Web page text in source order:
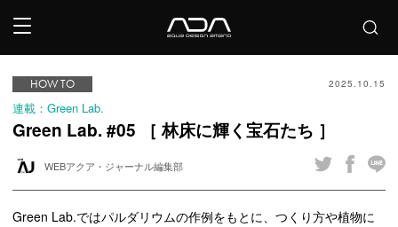
HOW TO 2025.10.15
連載：Green Lab.
Green Lab. #05 ［ 林床に輝く宝石たち ］
WEBアクア・ジャーナル編集部
Green Lab.ではパルダリウムの作例をもとに、つくり方や植物に